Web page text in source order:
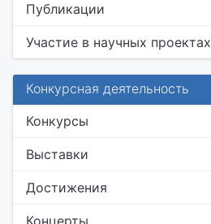
Публикации
Участие в научных проектах
Конкурсная деятельность
Конкурсы
Выставки
Достижения
Концерты